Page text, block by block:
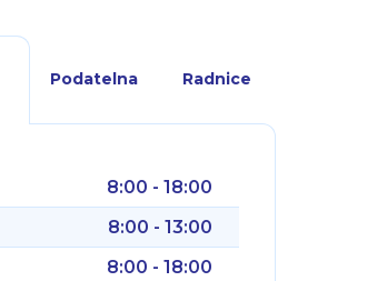
Podatelna Radnice
8:00 - 18:00
8:00 - 13:00
8:00 - 18:00